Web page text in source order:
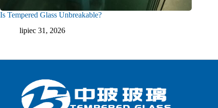
Is Tempered Glass Unbreakable?
lipiec 31, 2026